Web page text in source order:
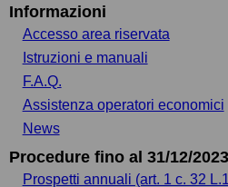
Informazioni
Accesso area riservata
Istruzioni e manuali
F.A.Q.
Assistenza operatori economici
News
Procedure fino al 31/12/2023
Prospetti annuali (art. 1 c. 32